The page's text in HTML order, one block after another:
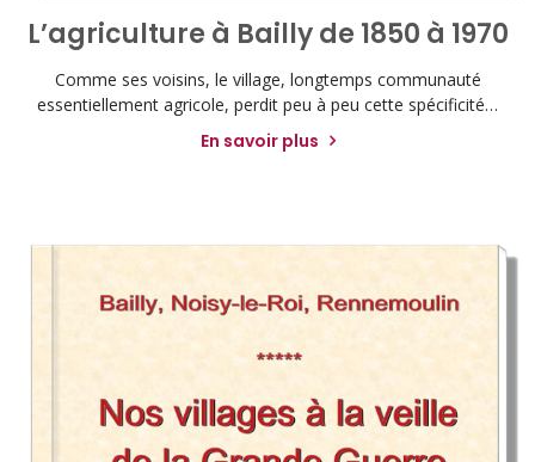
L’agriculture à Bailly de 1850 à 1970
Comme ses voisins, le village, longtemps communauté
essentiellement agricole, perdit peu à peu cette spécificité…
En savoir plus